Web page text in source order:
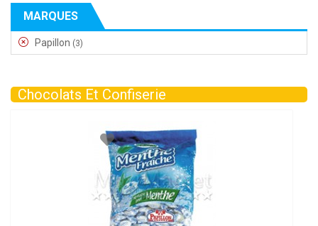
MARQUES
Papillon (3)
Chocolats Et Confiserie